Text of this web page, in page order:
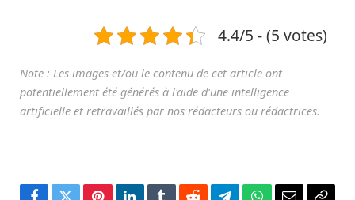
4.4/5 - (5 votes)